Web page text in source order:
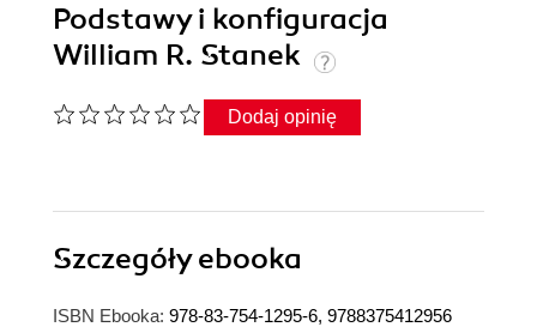
Podstawy i konfiguracja
William R. Stanek
Dodaj opinię
Szczegółyebooka
ISBN Ebooka: 978-83-754-1295-6, 9788375412956